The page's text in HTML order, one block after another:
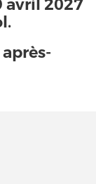
avril 2027